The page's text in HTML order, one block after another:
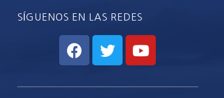
SÍGUENOS EN LAS REDES